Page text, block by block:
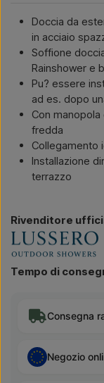
Doccia da
in acciaio
Soffione
Rainshower e
Pu? essere
ad es. dopo
Con
fredda
Collegamento
Installazione
terrazzo
Rivenditore
Tempo di
Consegna
Negozio